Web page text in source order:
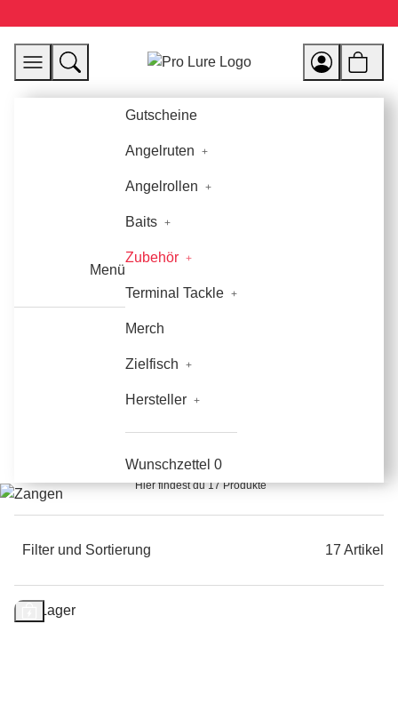
Menü
Gutscheine
Angelruten
Angelrollen
Baits
Zubehör
Terminal Tackle
Merch
Zielfisch
Hersteller
Wunschzettel 0
Zangen
Hier findest du 17 Produkte
Filter und Sortierung 17 Artikel
Auf Lager